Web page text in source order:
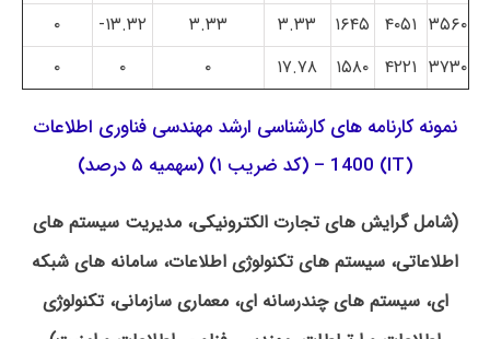
۳۵۶۰ ۴۰۵۱ ۱۶۴۵ ۳.۳۳ ۳.۳۳ ۱۳.۳۲-
۰
۳۷۳۰ ۴۲۲۱ ۱۵۸۰ ۱۷.۷۸ ۰ ۰ ۰
نمونه کارنامه های کارشناسی ارشد مهندسی فناوری اطلاعات
(IT) 1400 – (کد ضریب ۱) (سهمیه ۵ درصد)
(شامل گرایش های تجارت الکترونیکی، مدیریت سیستم های
اطلاعاتی، سیستم های تکنولوژی اطلاعات، سامانه های شبکه
ای، سیستم های چندرسانه ای، معماری سازمانی، تکنولوژی